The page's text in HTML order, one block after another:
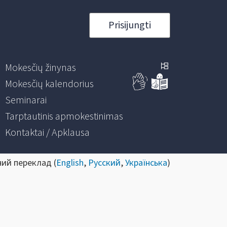
Prisijungti
Mokesčių žinynas
Mokesčių kalendorius
Seminarai
Tarptautinis apmokestinimas
Kontaktai / Apklausa
переклад (English, Русский,Українська)